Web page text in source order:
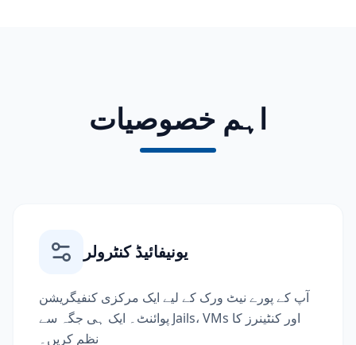
اہم خصوصیات
یونیفائیڈ کنٹرولر
آپ کے پورے نیٹ ورک کے لیے ایک مرکزی کنفیگریشن
پوائنٹ۔ ایک ہی جگہ سے Jails، VMs اور کنٹینرز کا
نظم کریں۔